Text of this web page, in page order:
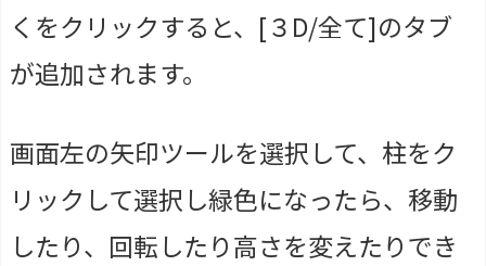
くをクリックすると、[３D/全て]のタブ
が追加されます。
画面左の矢印ツールを選択して、柱をク
リックして選択し緑色になったら、移動
したり、回転したり高さを変えたりでき